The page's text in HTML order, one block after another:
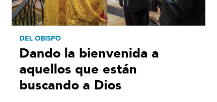
DEL OBISPO
Dando la bienvenida a
aquellos que están
buscando a Dios